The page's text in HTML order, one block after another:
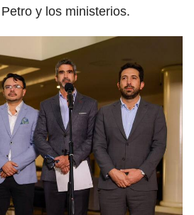
y los ministerios.